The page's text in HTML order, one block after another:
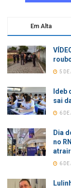
Em Alta
5 DE
Ideb
sai
6 DE
Dia
no
6 DE